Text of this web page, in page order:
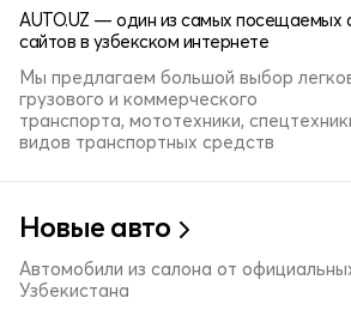
AUTO.UZ — один из самых посещаемых
сайтов в узбекском интернете
Мы предлагаем большой выбор
грузового и коммерческого
транспорта, мототехники,
видов транспортных средств
Новые авто
Автомобили из салона от
Узбекистана